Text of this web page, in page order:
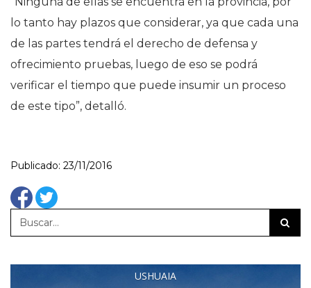
lo tanto hay plazos que considerar, ya que cada una
de las partes tendrá el derecho de defensa y
ofrecimiento pruebas, luego de eso se podrá
verificar el tiempo que puede insumir un proceso
de este tipo”, detalló.
Publicado: 23/11/2016
USHUAIA